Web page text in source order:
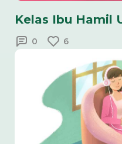
Kelas Ibu Hamil
0 6